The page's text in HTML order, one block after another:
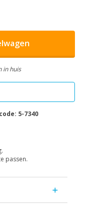
in huis
5-7340
passen.